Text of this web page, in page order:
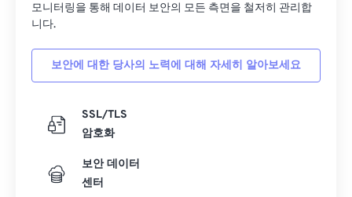
모니터링을 통해 데이터 보안의 모든 측면을 철저히 관리합
니다.
보안에 대한 당사의 노력에 대해 자세히 알아보세요
SSL/TLS
암호화
보안 데이터
센터